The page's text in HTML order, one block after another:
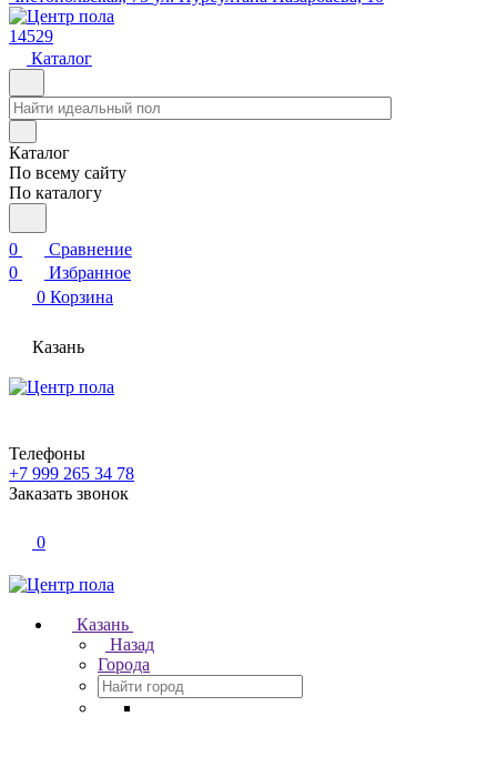
14529
Каталог
Каталог
По всему сайту
По каталогу
0
Сравнение
0
Избранное
0 Корзина
Казань
Телефоны
+7 999 265 34 78
Заказать звонок
0
Казань
Назад
Города